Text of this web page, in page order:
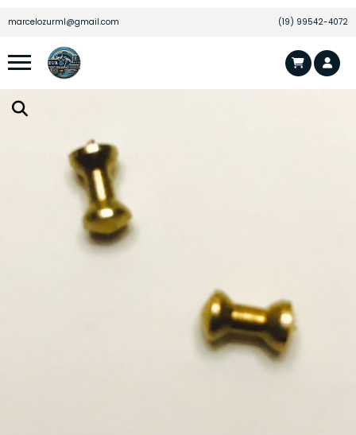
marcelozurml@gmail.com (19) 99542-4072